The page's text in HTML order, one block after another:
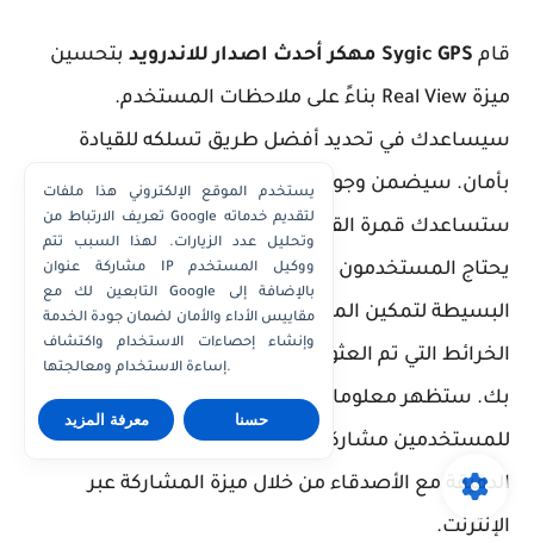
قام Sygic GPS مهكر أحدث اصدار للاندرويد
بتحسين
ميزة Real View بناءً على ملاحظات المستخدم.
سيساعدك في تحديد أفضل طريق تسلكه للقيادة
بأمان. سيضمن وجود هذا الرفيق الرائع نجاح رحلتك.
ستساعدك قمرة القيادة في التحكم في أداء سيارتك.
يحتاج المستخدمون فقط إلى اتباع بعض الخطوات
البسيطة لتمكين المميزات المطلوبة. سيتم حفظ
الخرائط التي تم العثور عليها في سجل السفر الخاص
بك. ستظهر معلومات الموقع كاقتراح مرة أخرى. يمكن
للمستخدمين مشاركة موقعهم الحالي والخريطة
الدقيقة مع الأصدقاء من خلال ميزة المشاركة عبر
الإنترنت.
يستخدم الموقع الإلكتروني هذا ملفات
تعريف الارتباط من Google لتقديم خدماته
وتحليل عدد الزيارات. لهذا السبب تتم
مشاركة عنوان IP ووكيل المستخدم
التابعين لك مع Google بالإضافة إلى
مقاييس الأداء والأمان لضمان جودة الخدمة
وإنشاء إحصاءات الاستخدام واكتشاف
إساءة الاستخدام ومعالجتها.
معرفة المزيد حسنا